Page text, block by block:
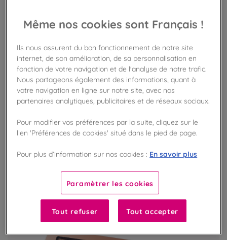
Assortiment de délicieuses pâtes de fruits
12,90 €un sachet de 225g
AJOUTER AU PANIER
Même nos cookies sont Français !
Ils nous assurent du bon fonctionnement de notre site
internet, de son amélioration, de sa personnalisation en
fonction de votre navigation et de l'analyse de notre trafic.
Nous partageons également des informations, quant à
votre navigation en ligne sur notre site, avec nos
partenaires analytiques, publicitaires et de réseaux sociaux.
Pour modifier vos préférences par la suite, cliquez sur le
lien 'Préférences de cookies' situé dans le pied de page.
Pour plus d’information sur nos cookies : En savoir plus
Paramètrer les cookies
Tout refuser Tout accepter